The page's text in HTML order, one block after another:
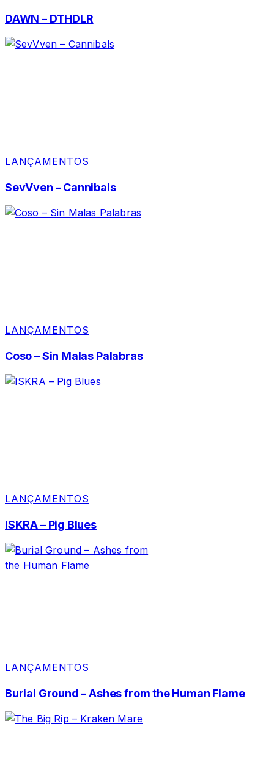
DAWN – DTHDLR
LANÇAMENTOS
SevVven – Cannibals
LANÇAMENTOS
Coso – Sin Malas Palabras
LANÇAMENTOS
ISKRA – Pig Blues
LANÇAMENTOS
Burial Ground – Ashes from the Human Flame